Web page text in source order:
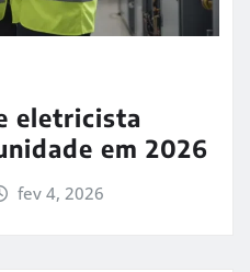
eletricista
em 2026
fev 4, 2026